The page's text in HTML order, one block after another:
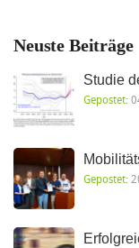
Neuste Beiträge
Studie
Gepostet:
Gepostet: